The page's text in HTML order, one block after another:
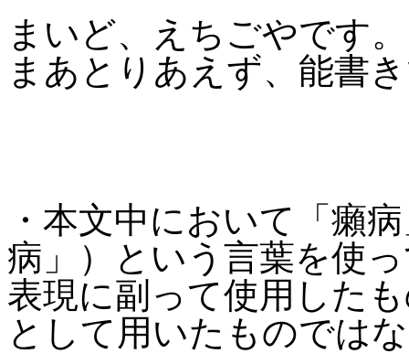
まいど、えちごやです
まあとりあえず、能書
・本文中において「癩
病」）という言葉を使
表現に副って使用した
として用いたものでは